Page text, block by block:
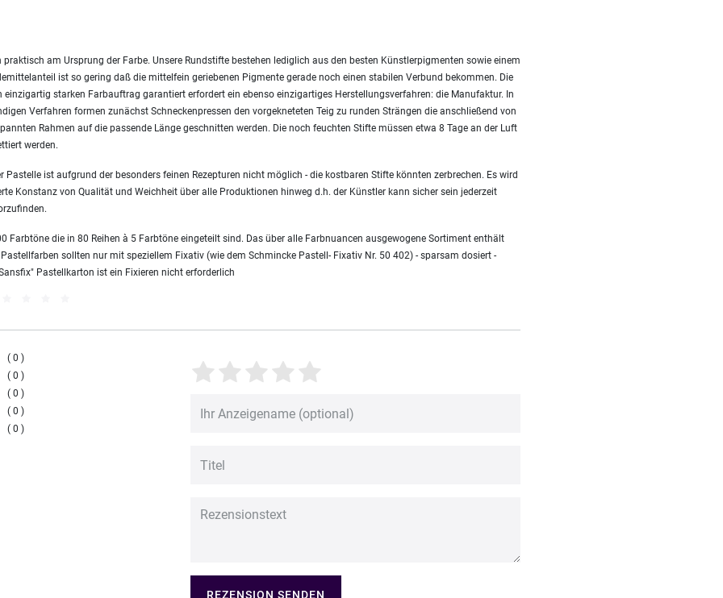
am Ursprung der Farbe. Unsere Rundstifte bestehen lediglich aus den besten Künstlerpigmenten sowie einem
ist so gering daß die mittelfein geriebenen Pigmente gerade noch einen stabilen Verbund bekommen. Die
einzigartig starken Farbauftrag garantiert erfordert ein ebenso einzigartiges Herstellungsverfahren: die Manufaktur. In
Verfahren formen zunächst Schneckenpressen den vorgekneteten Teig zu runden Strängen die anschließend von
Rahmen auf die passende Länge geschnitten werden. Die noch feuchten Stifte müssen etwa 8 Tage an der Luft
werden.
Pastelle ist aufgrund der besonders feinen Rezepturen nicht möglich - die kostbaren Stifte könnten zerbrechen. Es wird
Konstanz von Qualität und Weichheit über alle Produktionen hinweg d.h. der Künstler kann sicher sein jederzeit
Farbtöne die in 80 Reihen à 5 Farbtöne eingeteilt sind. Das über alle Farbnuancen ausgewogene Sortiment enthält
sollten nur mit speziellem Fixativ (wie dem Schmincke Pastell- Fixativ Nr. 50 402) - sparsam dosiert -
Pastellkarton ist ein Fixieren nicht erforderlich
0
0
0
0
0
REZENSION SENDEN